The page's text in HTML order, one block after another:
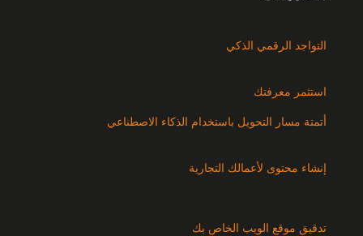
التواجد الرقمي الذكي
استثمر معرفتك
أتمتة مسار التحويل باستخدام الذكاء الاصطناعي
إنشاء محتوى لأعمالك التجارية
تدقيق موقع الويب الخاص بك